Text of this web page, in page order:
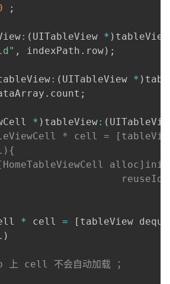
;
: ( UITableView * )
, indexPath . row) ;
: ( UITableView * )
. count ;
* ) tableView: (
* cell =
* cell = [ tableView
)
cell 不会自动加载 ；